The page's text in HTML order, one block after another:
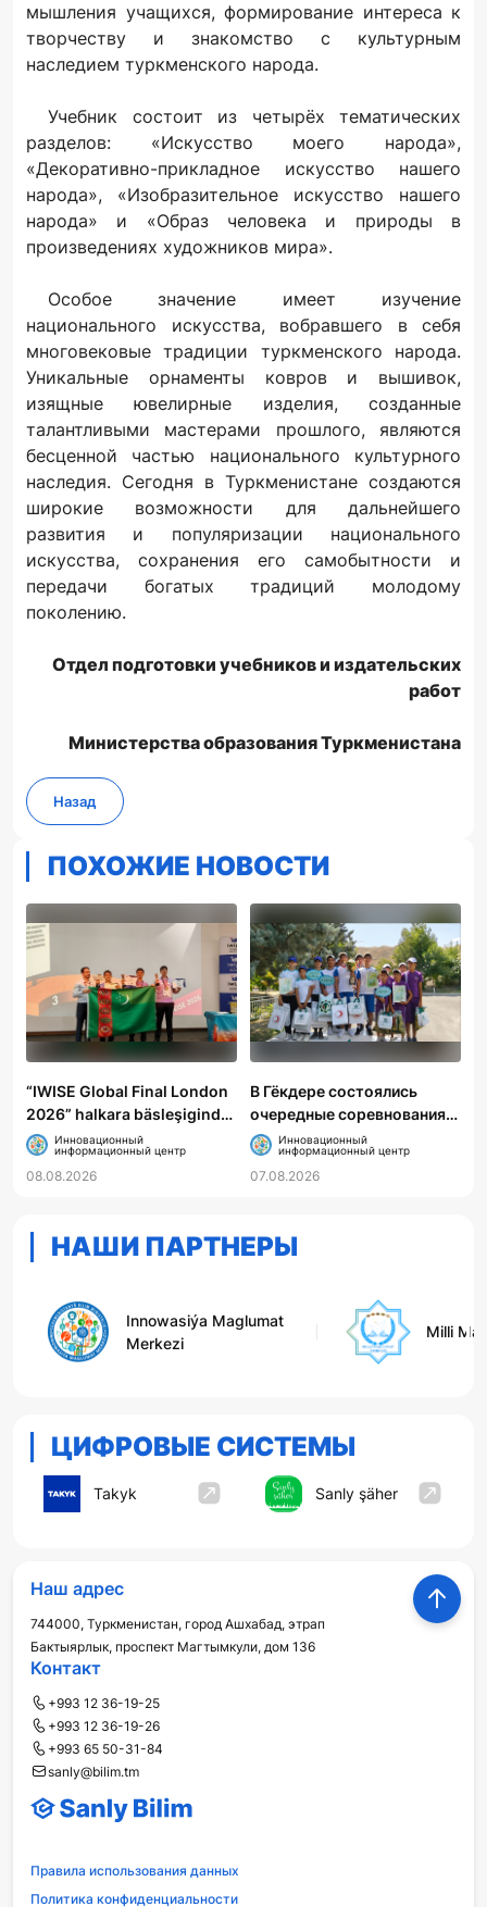
мышления учащихся, формирование интереса к
творчеству и знакомство с культурным
наследием туркменского народа.
Учебник состоит из четырёх тематических
разделов: «Искусство моего народа»,
«Декоративно-прикладное искусство нашего
народа», «Изобразительное искусство нашего
народа» и «Образ человека и природы в
произведениях художников мира».
Особое значение имеет изучение
национального искусства, вобравшего в себя
многовековые традиции туркменского народа.
Уникальные орнаменты ковров и вышивок,
изящные ювелирные изделия, созданные
талантливыми мастерами прошлого, являются
бесценной частью национального культурного
наследия. Сегодня в Туркменистане создаются
широкие возможности для дальнейшего
развития и популяризации национального
искусства, сохранения его самобытности и
передачи богатых традиций молодому
поколению.
Отдел подготовки учебников и издательских
работ
Министерства образования Туркменистана
Назад
ПОХОЖИЕ НОВОСТИ
“IWISE Global Final London
2026” halkara bäsleşiginde
Türkmenistanyň mekdep
okuwçylary uly üstünlik
gazandylar
Инновационный
информационный центр
08.08.2026
В Гёкдере состоялись
очередные соревнования
по пожарно-прикладному
спорту
Инновационный
информационный центр
07.08.2026
НАШИ ПАРТНЕРЫ
Innowasiýa Maglumat
Merkezi
Milli
ЦИФРОВЫЕ СИСТЕМЫ
Takyk Sanly şäher
Правила использования данных
Политика конфиденциальности
Контакт
+993 12 36-19-25
+993 12 36-19-26
+993 65 50-31-84
sanly@bilim.tm
Наш адрес
744000, Туркменистан, город Ашхабад, этрап
Бактыярлык, проспект Магтымкули, дом 136